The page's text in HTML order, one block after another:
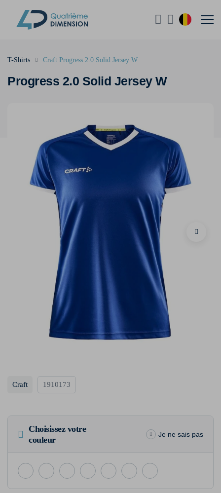
Progress 2.0 Solid Jersey W
T-Shirts Craft Progress 2.0 Solid Jersey W
Craft 1910173
Choisissez votre
couleur
Je ne sais pas